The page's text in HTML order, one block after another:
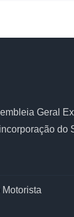
Geral
do